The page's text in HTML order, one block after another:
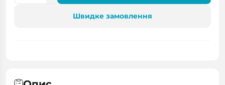
Швидке замовлення